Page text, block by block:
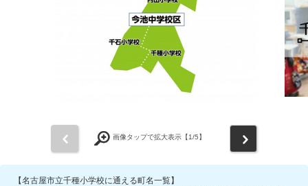
画像タップで拡大表示【1/5】
【名古屋市立千種小学校に通える町名一覧】